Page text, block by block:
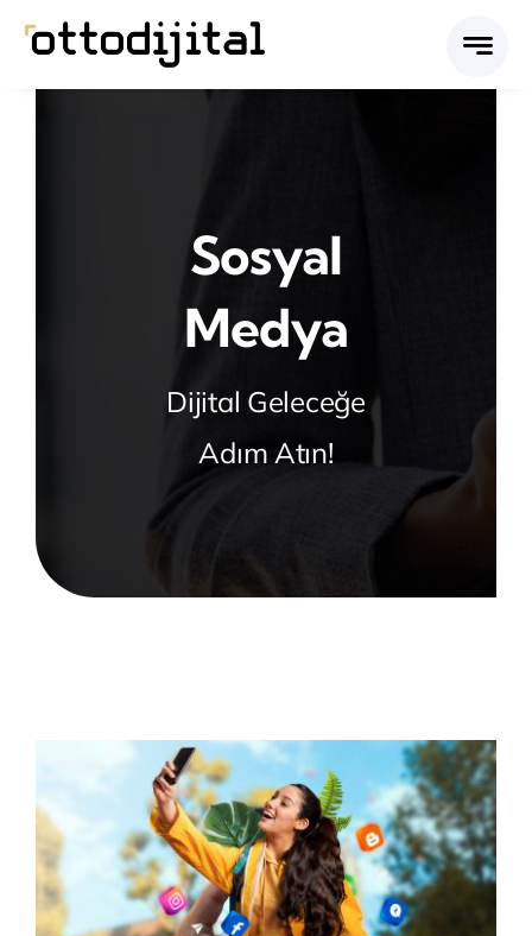
content
Sosyal
Medya
Dijital Geleceğe
Adım Atın!